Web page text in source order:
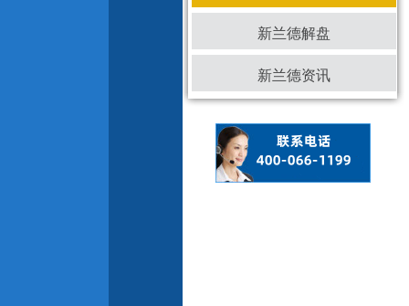
新兰德解盘
新兰德资讯